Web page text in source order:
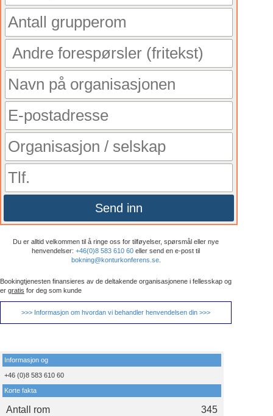
Send inn
Du er alltid velkommen til å ringe oss for tilføyelser, spørsmål eller nye
henvendelser: +46(0)8 583 610 60 eller send en e-post til
bokning@konturkonferens.se.
Bookingtjenesten finansieres av de deltakende organisasjonene i fellesskap og
er gratis for deg som kunde
>>> Informasjon om hvordan vi behandler henvendelsen din >>>
Informasjon og
+46 (0)8 583 610 60
Korte fakta
Antall rom
345